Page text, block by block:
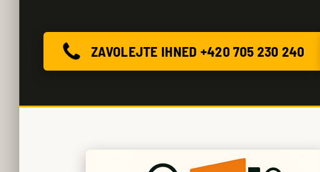
ZAVOLEJTE IHNED +420 705 230 240